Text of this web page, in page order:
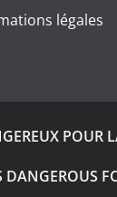
légales